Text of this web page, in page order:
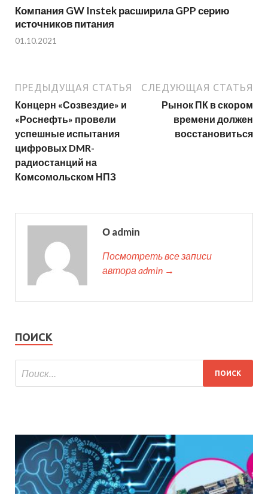
Компания GW Instek расширила GPP серию
источников питания
01.10.2021
ПРЕДЫДУЩАЯ СТАТЬЯ
Концерн «Созвездие» и
«Роснефть» провели
успешные испытания
цифровых DMR-
радиостанций на
Комсомольском НПЗ
СЛЕДУЮЩАЯ СТАТЬЯ
Рынок ПК в скором
времени должен
восстановиться
О admin
Посмотреть все записи
автора admin →
ПОИСК